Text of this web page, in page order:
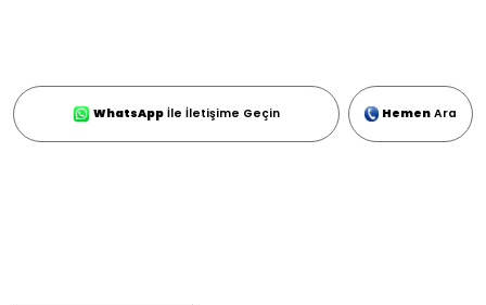
WhatsApp İle İletişime Geçin Hemen Ara